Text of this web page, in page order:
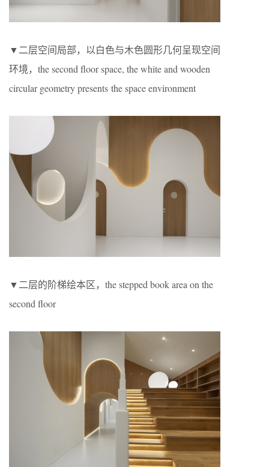
▼二层空间局部，以白色与木色圆形几何呈现空间
环境，the second floor space, the white and wooden
circular geometry presents the space environment
▼二层的阶梯绘本区，the stepped book area on the
second floor